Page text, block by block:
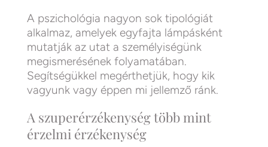
A pszichológia nagyon sok tipológiát
alkalmaz, amelyek egyfajta lámpásként
mutatják az utat a személyiségünk
megismerésének folyamatában.
Segítségükkel megérthetjük, hogy kik
vagyunk vagy éppen mi jellemző ránk.
A szuperérzékenység több mint
érzelmi érzékenység